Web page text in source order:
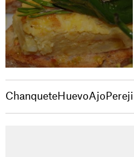
ChanqueteHuevoAjo Perejil